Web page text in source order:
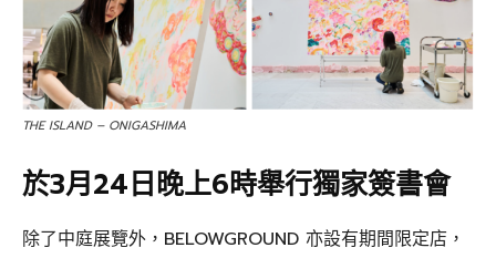
THE ISLAND – ONIGASHIMA
於3月24日晚上6時舉行獨家簽書會
除了中庭展覽外，BELOWGROUND 亦設有期間限定店，